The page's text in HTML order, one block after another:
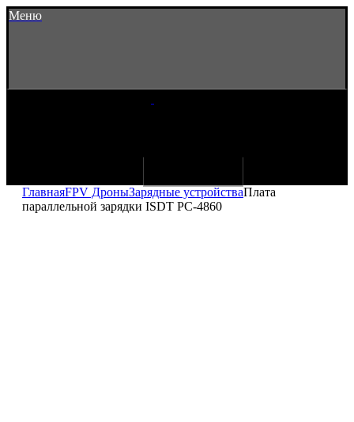
Меню
ГлавнаяFPV ДроныЗарядные устройстваПлата
параллельной зарядки ISDT PC-4860